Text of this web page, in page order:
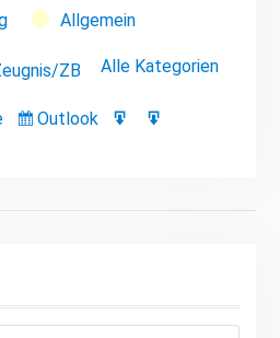
Allgemein
ZB Alle Kategorien
Eintragen
Outlook
Google-